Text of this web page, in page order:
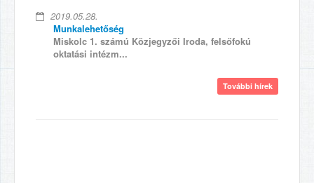
2019.05.28.
Munkalehetőség
Miskolc 1. számú Közjegyzői Iroda, felsőfokú
oktatási intézm...
További hírek